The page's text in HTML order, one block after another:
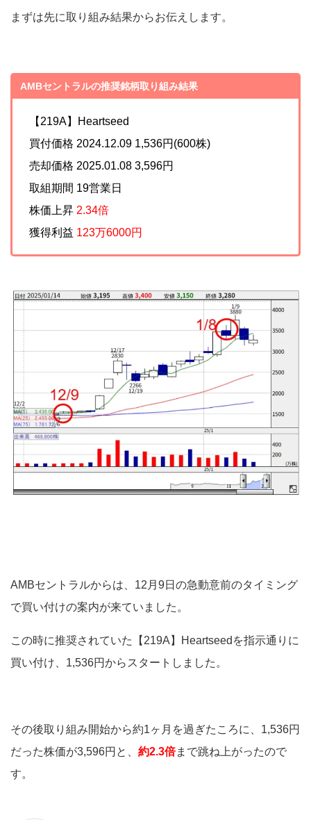
まずは先に取り組み結果からお伝えします。
AMBセントラルの推奨銘柄取り組み結果
【219A】Heartseed
買付価格 2024.12.09 1,536円(600株)
売却価格 2025.01.08 3,596円
取組期間 19営業日
株価上昇 2.34倍
獲得利益 123万6000円
AMBセントラルからは、12月9日の急動意前のタイミング
で買い付けの案内が来ていました。
この時に推奨されていた【219A】Heartseedを指示通りに
買い付け、1,536円からスタートしました。
その後取り組み開始から約1ヶ月を過ぎたころに、1,536円
だった株価が3,596円と、 約2.3倍まで跳ね上がったので
す。